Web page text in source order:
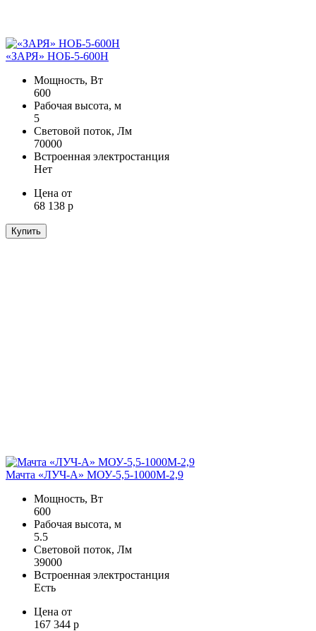
«ЗАРЯ» НОБ-5-600Н
Мощность, Вт
600
Рабочая высота, м
5
Световой поток, Лм
70000
Встроенная электростанция
Нет
Цена от
68 138 р
Купить
Мачта «ЛУЧ-A» МОУ-5,5-1000М-2,9
Мощность, Вт
600
Рабочая высота, м
5.5
Световой поток, Лм
39000
Встроенная электростанция
Есть
Цена от
167 344 р